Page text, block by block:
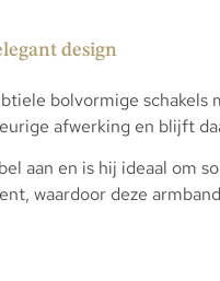
design
bolvormige schakels
afwerking en blijft
aan en is hij ideaal om
waardoor deze